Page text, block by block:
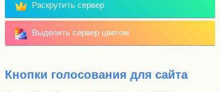
Раскрутить сервер
Выделить сервер цветом
Кнопки голосования для сайта